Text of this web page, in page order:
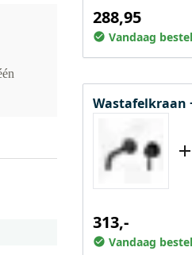
288,95
Vandaag
Wastafelkraan
313,-
Vandaag